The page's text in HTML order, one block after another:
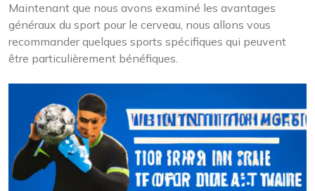
Maintenant que nous avons examiné les avantages
généraux du sport pour le cerveau, nous allons vous
recommander quelques sports spécifiques qui peuvent
être particulièrement bénéfiques.